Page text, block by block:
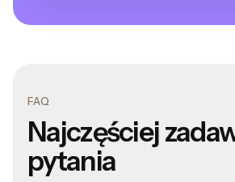
FAQ
Najczęściej
pytania